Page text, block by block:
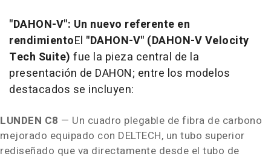
"DAHON-V": Un nuevo referente en
rendimientoEl "DAHON-V" (DAHON-V Velocity
Tech Suite) fue la pieza central de la
presentación de DAHON; entre los modelos
destacados se incluyen:
LUNDEN C8 — Un cuadro plegable de fibra de carbono
mejorado equipado con DELTECH, un tubo superior
rediseñado que va directamente desde el tubo de